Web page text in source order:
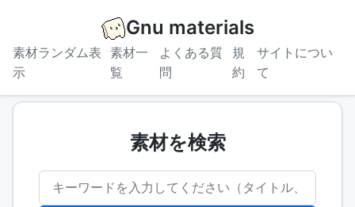
Gnu materials
素材ランダム表
示
素材一
覧
よくある質
問
規
約
サイトについ
て
素材を検索